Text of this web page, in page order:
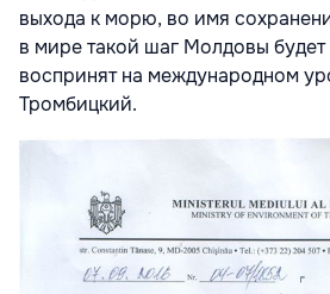
выхода к морю, во имя
в мире такой шаг Молдовы будет
воспринят на международном
Тромбицкий.